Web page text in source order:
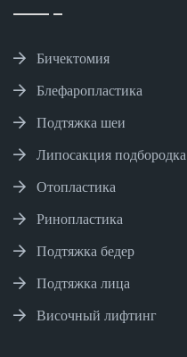
Бичектомия
Блефаропластика
Подтяжка шеи
Липосакция подбородка
Отопластика
Ринопластика
Подтяжка бедер
Подтяжка лица
Височный лифтинг